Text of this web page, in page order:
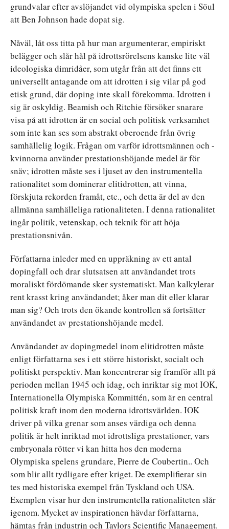
grundvalar efter avslöjandet vid olympiska spelen i Söul
att Ben Johnson hade dopat sig.
Nåväl, låt oss titta på hur man argumenterar, empiriskt
belägger och slår hål på idrottsrörelsens kanske lite väl
ideologiska dimridåer, som utgår från att det finns ett
universellt antagande om att idrotten i sig vilar på god
etisk grund, där doping inte skall förekomma. Idrotten i
sig är oskyldig. Beamish och Ritchie försöker snarare
visa på att idrotten är en social och politisk verksamhet
som inte kan ses som abstrakt oberoende från övrig
samhällelig logik. Frågan om varför idrottsmännen och -
kvinnorna använder prestationshöjande medel är för
snäv; idrotten måste ses i ljuset av den instrumentella
rationalitet som dominerar elitidrotten, att vinna,
förskjuta rekorden framåt, etc., och detta är del av den
allmänna samhälleliga rationaliteten. I denna rationalitet
ingår politik, vetenskap, och teknik för att höja
prestationsnivån.
Författarna inleder med en uppräkning av ett antal
dopingfall och drar slutsatsen att användandet trots
moraliskt fördömande sker systematiskt. Man kalkylerar
rent krasst kring användandet; åker man dit eller klarar
man sig? Och trots den ökande kontrollen så fortsätter
användandet av prestationshöjande medel.
Användandet av dopingmedel inom elitidrotten måste
enligt författarna ses i ett större historiskt, socialt och
politiskt perspektiv. Man koncentrerar sig framför allt på
perioden mellan 1945 och idag, och inriktar sig mot IOK,
Internationella Olympiska Kommittén, som är en central
politisk kraft inom den moderna idrottsvärlden. IOK
driver på vilka grenar som anses värdiga och denna
politik är helt inriktad mot idrottsliga prestationer, vars
embryonala rötter vi kan hitta hos den moderna
Olympiska spelens grundare, Pierre de Coubertin.. Och
som blir allt tydligare efter kriget. De exemplifierar sin
tes med historiska exempel från Tyskland och USA.
Exemplen visar hur den instrumentella rationaliteten slår
igenom. Mycket av inspirationen hävdar författarna,
hämtas från industrin och Taylors Scientific Management.